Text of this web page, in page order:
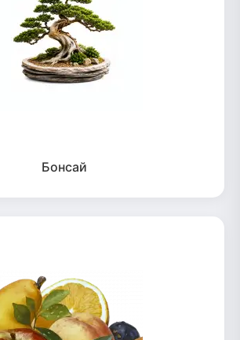
Бонсай